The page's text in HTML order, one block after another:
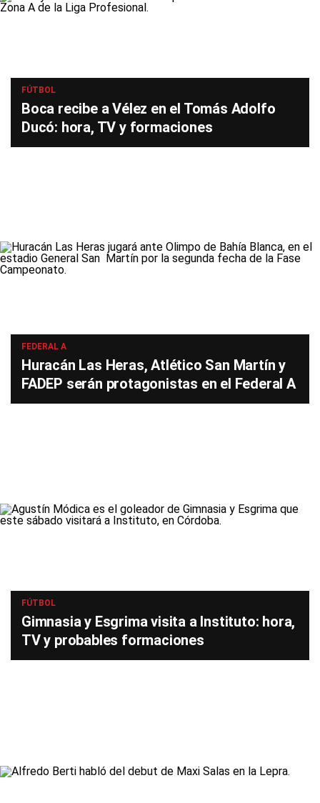
FÚTBOL
Boca recibe a Vélez en el Tomás Adolfo
Ducó: hora, TV y formaciones
FEDERAL A
Huracán Las Heras, Atlético San Martín y
FADEP serán protagonistas en el Federal A
FÚTBOL
Gimnasia y Esgrima visita a Instituto: hora,
TV y probables formaciones